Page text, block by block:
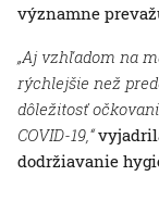
významne
„Aj vzhľadom na
rýchlejšie než
dôležitosť
COVID-19,“
dodržiavanie